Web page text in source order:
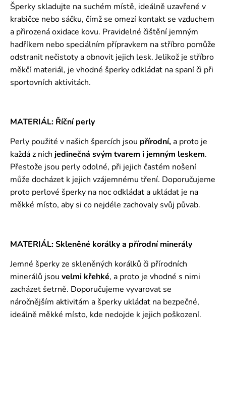
Šperky skladujte na suchém místě, ideálně uzavřené v
krabičce nebo sáčku, čímž se omezí kontakt se vzduchem
a přirozená oxidace kovu. Pravidelné čištění jemným
hadříkem nebo speciálním přípravkem na stříbro pomůže
odstranit nečistoty a obnovit jejich lesk. Jelikož je stříbro
měkčí materiál, je vhodné šperky odkládat na spaní či při
sportovních aktivitách.
MATERIÁL: Říční perly
Perly použité v našich špercích jsou přírodní,a proto je
každá z nich jedinečná svým tvarem i jemným leskem.
Přestože jsou perly odolné, při jejich častém nošení
může docházet k jejich vzájemnému tření. Doporučujeme
proto perlové šperky na noc odkládat a ukládat je na
měkké místo, aby si co nejdéle zachovaly svůj půvab.
MATERIÁL: Skleněné korálky a přírodní minerály
Jemné šperky ze skleněných korálků či přírodních
minerálů jsou velmi křehké, a proto je vhodné s nimi
zacházet šetrně. Doporučujeme vyvarovat se
náročnějším aktivitám a šperky ukládat na bezpečné,
ideálně měkké místo, kde nedojde k jejich poškození.